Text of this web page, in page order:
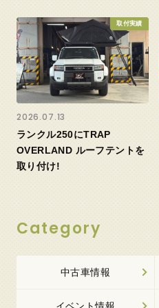
取付実績
2026.07.13
ランクル250にTRAP
OVERLAND ルーフテントを
取り付け!
Category
中古車情報